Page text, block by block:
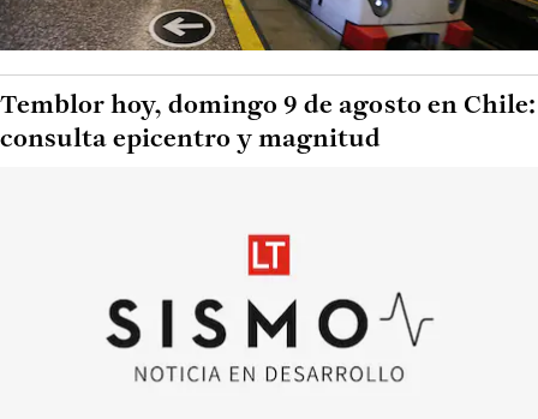
Temblor hoy, domingo 9 de agosto en Chile:
consulta epicentro y magnitud